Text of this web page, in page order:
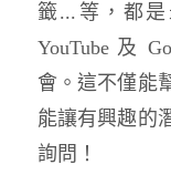
籤...等，都
YouTube 及
會。這不僅能
能讓有興趣的
詢問！